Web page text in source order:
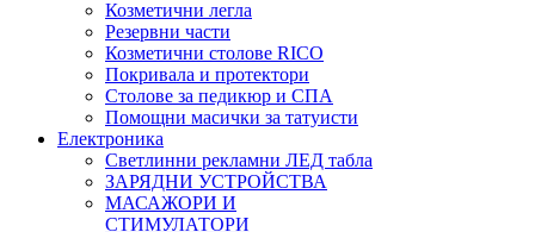
Козметични легла
Резервни части
Козметични столове RICO
Покривала и протектори
Столове за педикюр и СПА
Помощни масички за татуисти
Електроника
Светлинни рекламни ЛЕД табла
ЗАРЯДНИ УСТРОЙСТВА
МАСАЖОРИ И
СТИМУЛАТОРИ